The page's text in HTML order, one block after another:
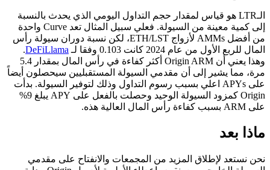
الـLTR هو قياس لمقدار حجم التداول اليومي الذي يحدث بالنسبة
إلى كمية معينة من السيولة. فعلي سبيل المثال تعد Curve واحدة
من أفضل AMMs لأزواج ETH/LST، لكن نسبة دوران سيولة رأس
المال للربع الأول من عام 2024 كانت 0.103 وفقا لـ
DeFiLlama
.
وهذا يعني أن Origin ARM أكثر كفاءة في رأس المال بمقدار 5.4
مرة، مما يشير إلى أن مقدمي السيولة المستقبليين سيحصلون أيضاً
على APYs اعلي بسبب رسوم التداول وذلك لتوفير السيولة. بدأت
Origin كمزود السيولة الوحيد وحصلت بالفعل على APY يبلغ 9%
على ARM بسبب كفاءة رأس المال العالية هذه.
ماذا بعد
نحن نستعد لإطلاق المزيد من المجمعات والانفتاح على مقدمي